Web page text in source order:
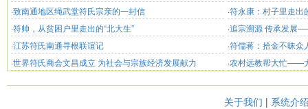
·致南通地区绳武堂符氏宗亲的一封信 ·符永康：村子里走出
·符帅，从贫困户里走出的“北大生” ·追宗溯源 传承发展
·江苏符氏南通寻根联谊记 ·符儒蒋：拾金不昧众
·世界符氏商会文昌成立 为社会与宗族经济发展献力 ·农村远教帮大忙——
关于我们 | 系统介